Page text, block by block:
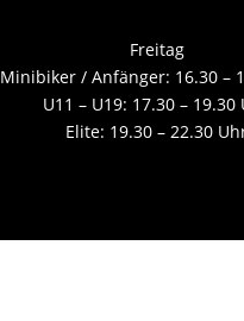
Freitag
Minibiker / Anfänger: 16.30 –
U11 – U19: 17.30 – 19.30
Elite: 19.30 – 22.30